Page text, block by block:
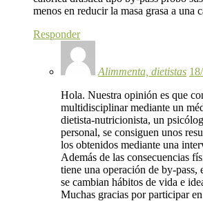
menos en reducir la masa grasa a una
Responder
Alimmenta, dietistas
Hola. Nuestra opinión es que
multidisciplinar mediante un
dietista-nutricionista, un
personal, se consiguen unos
los obtenidos mediante una
Además de las consecuencias
tiene una operación de by-
se cambian hábitos de vida e
Muchas gracias por participar